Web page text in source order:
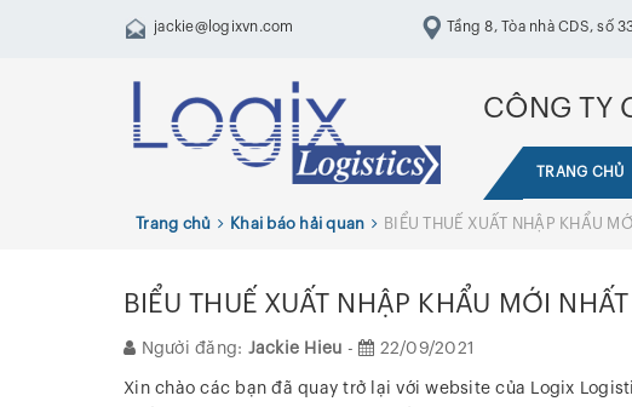
jackie@logixvn.com
Tầng 8, Tòa nhà CDS, số
CÔNG TY
TRANG CHỦ
Trang chủ Khai báo hải quan BIỂU THUẾ XUẤT NHẬP KHẨU
BIỂU THUẾ XUẤT NHẬP KHẨU MỚI NHẤT
Người đăng: Jackie Hieu - 22/09/2021
Xin chào các bạn đã quay trở lại với website của Logix